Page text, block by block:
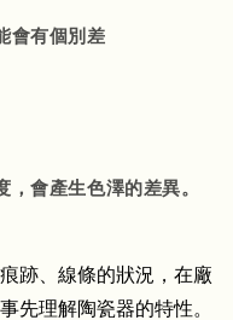
會有個別差
會產生色澤的差異。
跡、線條的狀況，在廠
先理解陶瓷器的特性。